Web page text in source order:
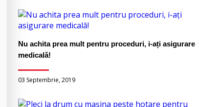
Nu achita prea mult pentru proceduri, i-ați asigurare
medicală!
03 Septembrie, 2019